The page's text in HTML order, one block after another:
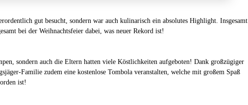
gut besucht, sondern war auch kulinarisch ein absolutes Highlight. Insgesamt
bei der Weihnachtsfeier dabei, was neuer Rekord ist!
sondern auch die Eltern hatten viele Köstlichkeiten aufgeboten! Dank großzügiger
Familie zudem eine kostenlose Tombola veranstalten, welche mit großem Spaß
ist!